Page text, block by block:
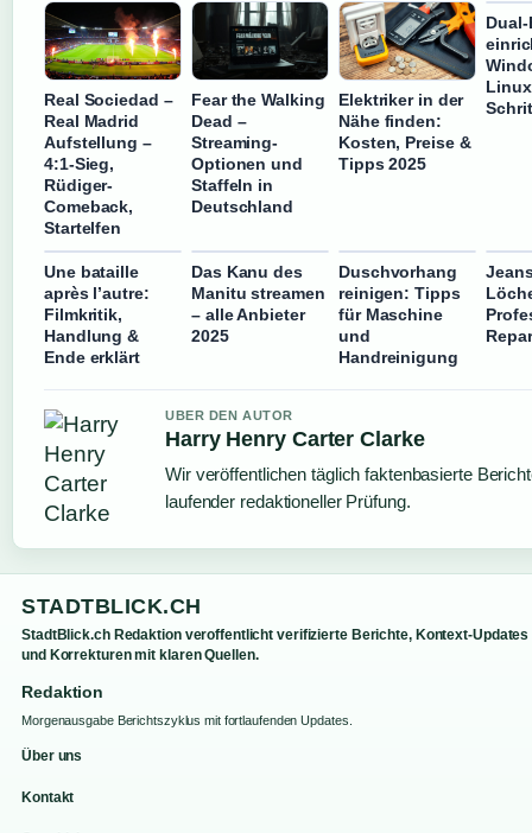
Real Sociedad –
Real Madrid
Aufstellung –
4:1-Sieg,
Rüdiger-
Comeback,
Startelfen
Fear the Walking
Dead –
Streaming-
Optionen und
Staffeln in
Deutschland
Elektriker in der
Nähe finden:
Kosten, Preise &
Tipps 2025
Une bataille
après l’autre:
Filmkritik,
Handlung &
Ende erklärt
Das Kanu des
Manitu streamen
– alle Anbieter
2025
Duschvorhang
reinigen: Tipps
für Maschine
und
Handreinigung
UBER DEN AUTOR
Harry Henry Carter Clarke
Wir veröffentlichen täglich faktenbasierte
laufender redaktioneller Prüfung.
STADTBLICK.CH
StadtBlick.ch Redaktion veroffentlicht verifizierte Berichte, Kontext-Updates
und Korrekturen mit klaren Quellen.
Redaktion
Morgenausgabe Berichtszyklus mit fortlaufenden Updates.
Über uns
Kontakt